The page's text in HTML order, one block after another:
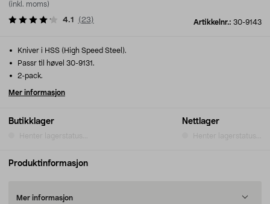
(inkl. moms)
Artikkelnr.: 30-9143
4.1 ( 23)
Butikklager
Henter lagerstatus...
Nettlager
Henter lagerstatus...
Kniver i HSS (High Speed Steel).
Passr til høvel 30-9131.
2-pack.
Mer informasjon
Produktinformasjon
Mer informasjon